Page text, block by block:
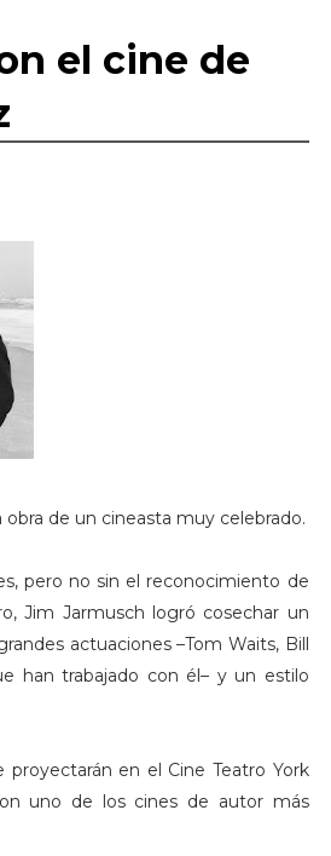
el cine de
obra de un cineasta muy celebrado.
pero no sin el reconocimiento de
Jim Jarmusch logró cosechar un
actuaciones –Tom Waits, Bill
han trabajado con él– y un estilo
en el Cine Teatro York
uno de los cines de autor más